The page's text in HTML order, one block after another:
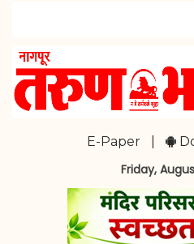
E-Paper
Friday,